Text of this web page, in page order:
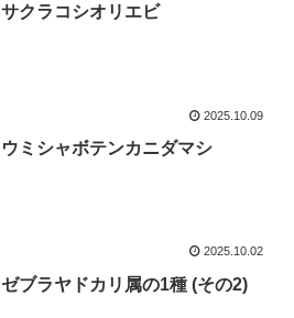
サクラコシオリエビ
2025.10.09
ウミシャボテンカニダマシ
2025.10.02
ゼブラヤドカリ属の1種 (その2)